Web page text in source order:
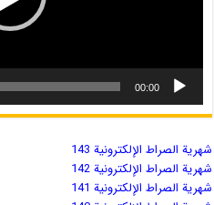
00:00
شهریة الصراط الإلكترونية 143
شهریة الصراط الإلكترونية 142
شهریة الصراط الإلكترونية 141